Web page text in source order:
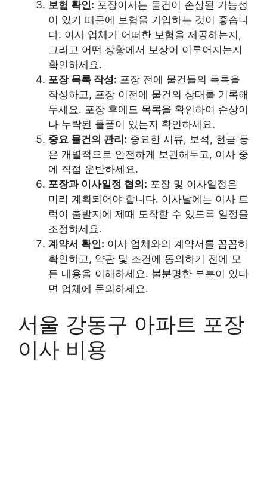
보험 확인: 포장이사는 물건이 손상될 가능성
이 있기 때문에 보험을 가입하는 것이 좋습니
다. 이사 업체가 어떠한 보험을 제공하는지,
그리고 어떤 상황에서 보상이 이루어지는지
확인하세요.
포장 목록 작성: 포장 전에 물건들의 목록을
작성하고, 포장 이전에 물건의 상태를 기록해
두세요. 포장 후에도 목록을 확인하여 손상이
나 누락된 물품이 있는지 확인하세요.
중요 물건의 관리: 중요한 서류, 보석, 현금 등
은 개별적으로 안전하게 보관해두고, 이사 중
에 직접 운반하세요.
포장과 이사일정 협의: 포장 및 이사일정은
미리 계획되어야 합니다. 이사날에는 이사 트
럭이 출발지에 제때 도착할 수 있도록 일정을
조정하세요.
계약서 확인: 이사 업체와의 계약서를 꼼꼼히
확인하고, 약관 및 조건에 동의하기 전에 모
든 내용을 이해하세요. 불분명한 부분이 있다
면 업체에 문의하세요.
서울 강동구 아파트 포장
이사 비용